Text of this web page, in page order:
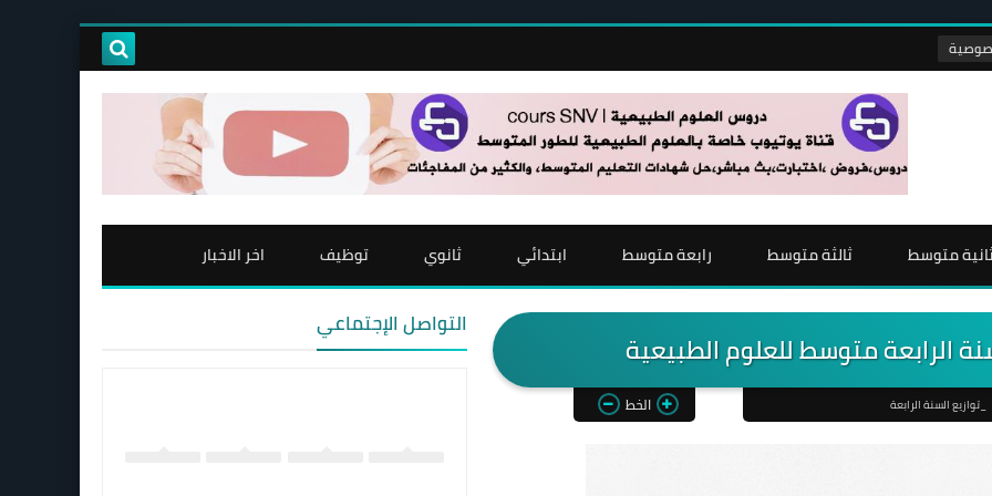
متوسط ثالثة متوسط رابعة متوسط ابتدائي ثانوي توظيف اخر الاخبار
الرابعة متوسط للعلوم الطبيعية
_توازيع السنة الرابعة الخط
التواصل الإجتماعي